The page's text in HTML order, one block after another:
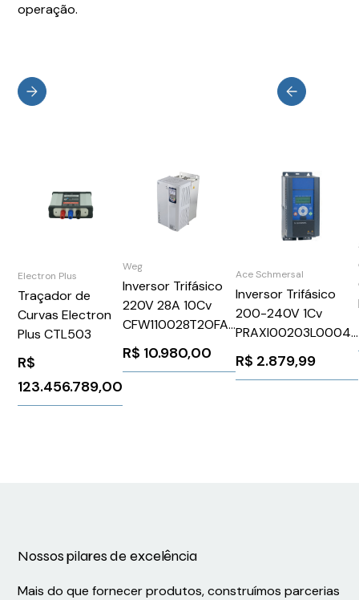
operação.
Electron Plus
Traçador de
Curvas Electron
Plus CTL503
R$
123.456.789,00
Weg
Inversor Trifásico
220V 28A 10Cv
CFW110028T2OFAZ
WEG Weg
10234064
R$ 10.980,00
Ace Schmersal
Inversor Trifásico
200-240V 1Cv
PRAXI00203L00042
Ace Schmersal
31653
R$ 2.879,99
Nossos pilares de excelência
Mais do que fornecer produtos, construímos parcerias